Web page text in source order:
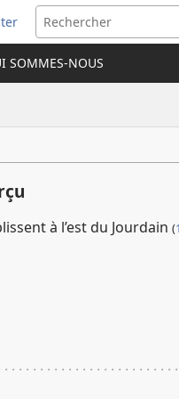
SOMMES-NOUS
à l’est du Jourdain (